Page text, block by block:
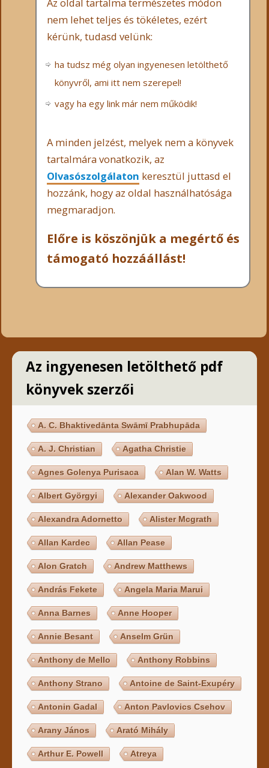
nem lehet teljes és tökéletes, ezért
kérünk, tudasd velünk:
ha tudsz még olyan ingyenesen letölthető
könyvről, ami itt nem szerepel!
vagy ha egy link már nem működik!
A minden jelzést, melyek nem a könyvek
tartalmára vonatkozik, az
Olvasószolgálaton keresztül juttasd el
hozzánk, hogy az oldal használhatósága
megmaradjon.
Előre is köszönjük a megértő és
támogató hozzáállást!
Az ingyenesen letölthető pdf
könyvek szerzői
A. C. Bhaktivedānta Swāmī Prabhupāda
A. J. Christian Agatha Christie
Agnes Golenya Purisaca Alan W. Watts
Albert Györgyi Alexander Oakwood
Alexandra Adornetto Alister Mcgrath
Allan Kardec Allan Pease
Alon Gratch Andrew Matthews
András Fekete Angela Maria Marui
Anna Barnes Anne Hooper
Annie Besant Anselm Grün
Anthony de Mello Anthony Robbins
Anthony Strano Antoine de Saint-Exupéry
Antonin Gadal Anton Pavlovics Csehov
Arany János Arató Mihály
Arthur E. Powell Atreya